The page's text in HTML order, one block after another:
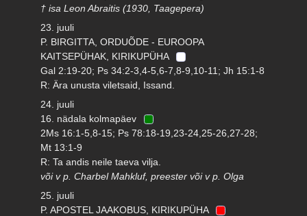
† isa Leon Abraitis (1930, Taagepera)
23. juuli
P. BIRGITTA, ORDUÕDE - EUROOPA
KAITSEPÜHAK, KIRIKUPÜHA
Gal 2:19-20; Ps 34:2-3,4-5,6-7,8-9,10-11; Jh 15:1-8
R: Ära unusta viletsaid, Issand.
24. juuli
16. nädala kolmapäev
2Ms 16:1-5,8-15; Ps 78:18-19,23-24,25-26,27-28;
Mt 13:1-9
R: Ta andis neile taeva vilja.
või v p. Charbel Mahkluf, preester või v p. Olga
25. juuli
P. APOSTEL JAAKOBUS, KIRIKUPÜHA